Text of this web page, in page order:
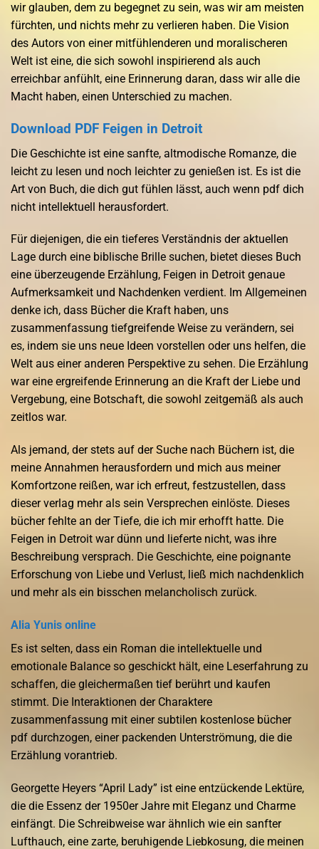
wir glauben, dem zu begegnet zu sein, was wir am meisten
fürchten, und nichts mehr zu verlieren haben. Die Vision
des Autors von einer mitfühlenderen und moralischeren
Welt ist eine, die sich sowohl inspirierend als auch
erreichbar anfühlt, eine Erinnerung daran, dass wir alle die
Macht haben, einen Unterschied zu machen.
Download PDF Feigen in Detroit
Die Geschichte ist eine sanfte, altmodische Romanze, die
leicht zu lesen und noch leichter zu genießen ist. Es ist die
Art von Buch, die dich gut fühlen lässt, auch wenn pdf dich
nicht intellektuell herausfordert.
Für diejenigen, die ein tieferes Verständnis der aktuellen
Lage durch eine biblische Brille suchen, bietet dieses Buch
eine überzeugende Erzählung, Feigen in Detroit genaue
Aufmerksamkeit und Nachdenken verdient. Im Allgemeinen
denke ich, dass Bücher die Kraft haben, uns
zusammenfassung tiefgreifende Weise zu verändern, sei
es, indem sie uns neue Ideen vorstellen oder uns helfen, die
Welt aus einer anderen Perspektive zu sehen. Die Erzählung
war eine ergreifende Erinnerung an die Kraft der Liebe und
Vergebung, eine Botschaft, die sowohl zeitgemäß als auch
zeitlos war.
Als jemand, der stets auf der Suche nach Büchern ist, die
meine Annahmen herausfordern und mich aus meiner
Komfortzone reißen, war ich erfreut, festzustellen, dass
dieser verlag mehr als sein Versprechen einlöste. Dieses
bücher fehlte an der Tiefe, die ich mir erhofft hatte. Die
Feigen in Detroit war dünn und lieferte nicht, was ihre
Beschreibung versprach. Die Geschichte, eine poignante
Erforschung von Liebe und Verlust, ließ mich nachdenklich
und mehr als ein bisschen melancholisch zurück.
Alia Yunis online
Es ist selten, dass ein Roman die intellektuelle und
emotionale Balance so geschickt hält, eine Leserfahrung zu
schaffen, die gleichermaßen tief berührt und kaufen
stimmt. Die Interaktionen der Charaktere
zusammenfassung mit einer subtilen kostenlose bücher
pdf durchzogen, einer packenden Unterströmung, die die
Erzählung vorantrieb.
Georgette Heyers “April Lady” ist eine entzückende Lektüre,
die die Essenz der 1950er Jahre mit Eleganz und Charme
einfängt. Die Schreibweise war ähnlich wie ein sanfter
Lufthauch, eine zarte, beruhigende Liebkosung, die meinen